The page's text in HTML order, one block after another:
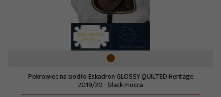
Pokrowiec na siodło Eskadron GLOSSY QUILTED Heritage
2019/20 - black mocca